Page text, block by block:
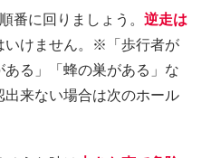
番に回りましょう。逆走は
いけません。※「歩行者が
る」「蜂の巣がある」な
出来ない場合は次のホール